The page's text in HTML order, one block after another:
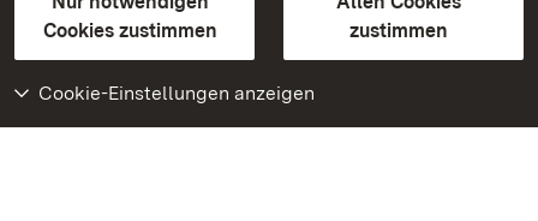
Cookies zustimmen
zustimmen
Cookie-Einstellungen anzeigen
BITV-konform (geprüfte Seiten)
Weiteres